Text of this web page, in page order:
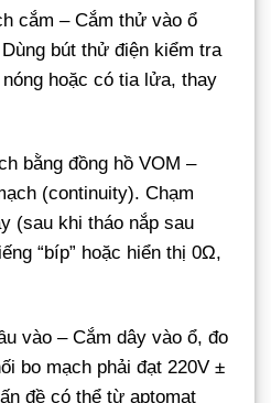
cắm – Cắm thử vào ổ
bút thử điện kiểm tra
hoặc có tia lửa, thay
bằng đồng hồ VOM –
(continuity). Chạm
(sau khi tháo nắp sau
“bíp” hoặc hiển thị 0Ω,
vào – Cắm dây vào ổ, đo
bo mạch phải đạt 220V ±
đề có thể từ aptomat